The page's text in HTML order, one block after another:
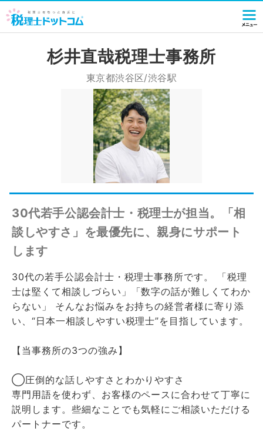
杉井直哉税理士事務所
東京都渋谷区/渋谷駅
30代若手公認会計士・税理士が担当。「相
談しやすさ」を最優先に、親身にサポート
します
30代の若手公認会計士・税理士事務所です。 「税理
士は堅くて相談しづらい」「数字の話が難しくてわか
らない」 そんなお悩みをお持ちの経営者様に寄り添
い、“日本一相談しやすい税理士”を目指しています。
【当事務所の3つの強み】
◯圧倒的な話しやすさとわかりやすさ
専門用語を使わず、お客様のペースに合わせて丁寧に
説明します。些細なことでも気軽にご相談いただける
パートナーです。